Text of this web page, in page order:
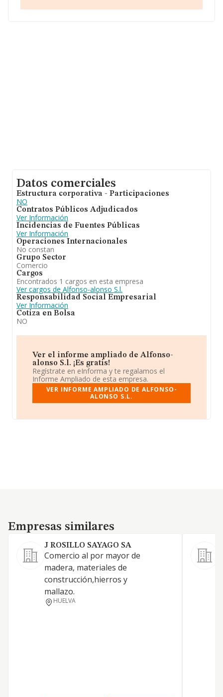
ámbito nacional alcanza los 21.890 millones de euros y
Datos comerciales
Estructura corporativa - Participaciones
NO
Contratos Públicos Adjudicados
Ver Información
Incidencias de Fuentes Públicas
Ver Información
Operaciones Internacionales
No constan
Grupo Sector
Comercio
Cargos
Encontrados 1 cargos en esta empresa
Ver cargos de Alfonso-alonso S.l.
Responsabilidad Social Empresarial
Ver Información
Cotiza en Bolsa
NO
Ver el informe ampliado de Alfonso-
alonso S.l. ¡Es gratis!
Regístrate en eInforma y te regalamos el
Informe Ampliado de esta empresa.
VER INFORME AMPLIADO DE ALFONSO-
ALONSO S.L.
Empresas similares
Empresas similares
J ROSILLO SAYAGO SA
Comercio al por mayor de
madera, materiales de
construcción,hierros y
mallazo.
HUELVA